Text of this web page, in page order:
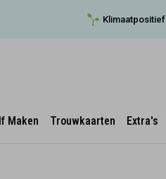
Klimaatpositief
Maken Trouwkaarten Extra's